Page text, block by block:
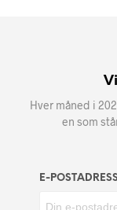
Hver måned i
en som
E-